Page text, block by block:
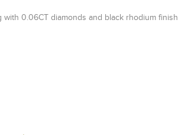
with 0.06CT diamonds and black rhodium finish